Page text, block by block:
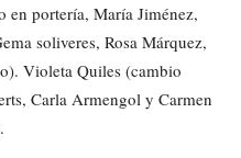
en portería, María Jiménez,
soliveres, Rosa Márquez,
Violeta Quiles (cambio
Carla Armengol y Carmen